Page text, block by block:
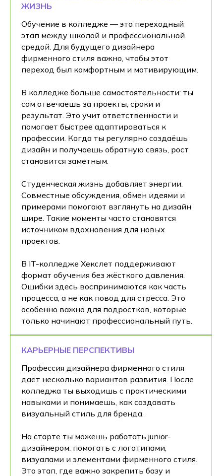
ЖИЗНЬ
Обучение в колледже — это переходный
этап между школой и профессиональной
средой. Для будущего дизайнера
фирменного стиля важно, чтобы этот
переход был комфортным и мотивирующим.
В колледже больше самостоятельности: ты
сам отвечаешь за проекты, сроки и
результат. Это учит ответственности и
помогает быстрее адаптироваться к
профессии. Когда ты регулярно создаёшь
дизайн и получаешь обратную связь, рост
становится заметным.
Студенческая жизнь добавляет энергии.
Совместные обсуждения, обмен идеями и
примерами помогают взглянуть на дизайн
шире. Такие моменты часто становятся
источником вдохновения для новых
проектов.
В IT-колледже Хекслет поддерживают
формат обучения без жёсткого давления.
Ошибки здесь воспринимаются как часть
процесса, а не как повод для стресса. Это
особенно важно для подростков, которые
только начинают профессиональный путь.
КАРЬЕРНЫЕ ПЕРСПЕКТИВЫ
Профессия дизайнера фирменного стиля
даёт несколько вариантов развития. После
колледжа ты выходишь с практическими
навыками и понимаешь, как создавать
визуальный стиль для бренда.
На старте ты можешь работать junior-
дизайнером: помогать с логотипами,
визуалами и элементами фирменного стиля.
Это этап, где важно закрепить базу и